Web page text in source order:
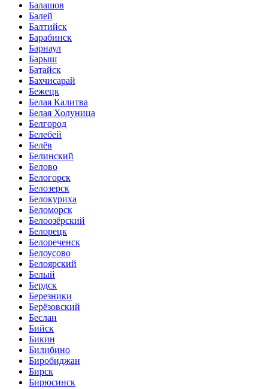
Балашов
Балей
Балтийск
Барабинск
Барнаул
Барыш
Батайск
Бахчисарай
Бежецк
Белая Калитва
Белая Холуница
Белгород
Белебей
Белёв
Белинский
Белово
Белогорск
Белозерск
Белокуриха
Беломорск
Белоозёрский
Белорецк
Белореченск
Белоусово
Белоярский
Белый
Бердск
Березники
Берёзовский
Беслан
Бийск
Бикин
Билибино
Биробиджан
Бирск
Бирюсинск